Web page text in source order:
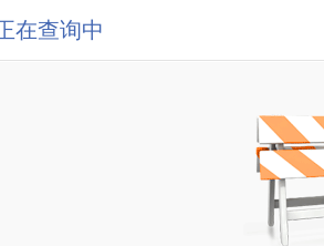
在查询中